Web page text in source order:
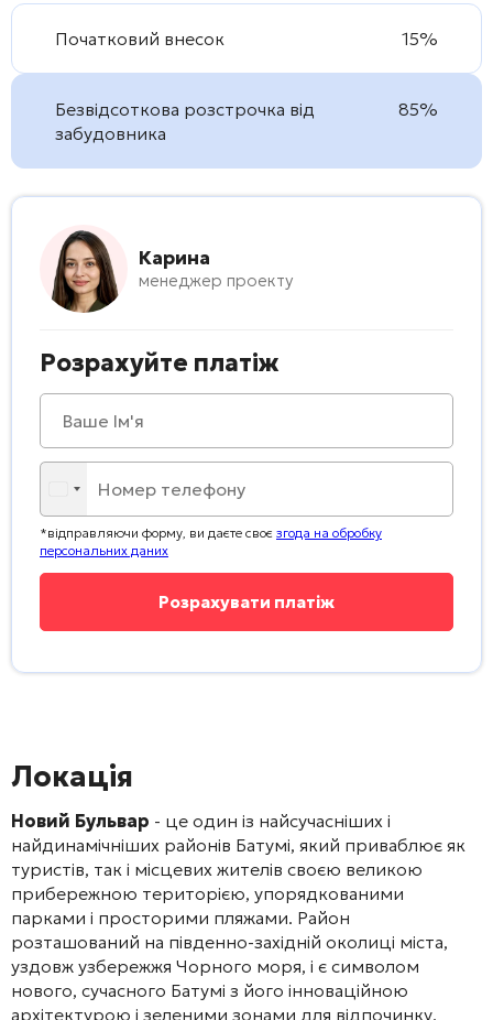
Початковий внесок 15%
Безвідсоткова розстрочка від
забудовника
85%
Карина
менеджер проекту
Розрахуйте платіж
*відправляючи форму, ви даєте своє згода на обробку
персональних даних
Локація
Новий Бульвар - це один із найсучасніших і
найдинамічніших районів Батумі, який приваблює як
туристів, так і місцевих жителів своєю великою
прибережною територією, упорядкованими
парками і просторими пляжами. Район
розташований на південно-західній околиці міста,
уздовж узбережжя Чорного моря, і є символом
нового, сучасного Батумі з його інноваційною
архітектурою і зеленими зонами для відпочинку.